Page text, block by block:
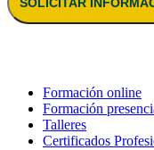
Formación online
Formación
Talleres
Certificados